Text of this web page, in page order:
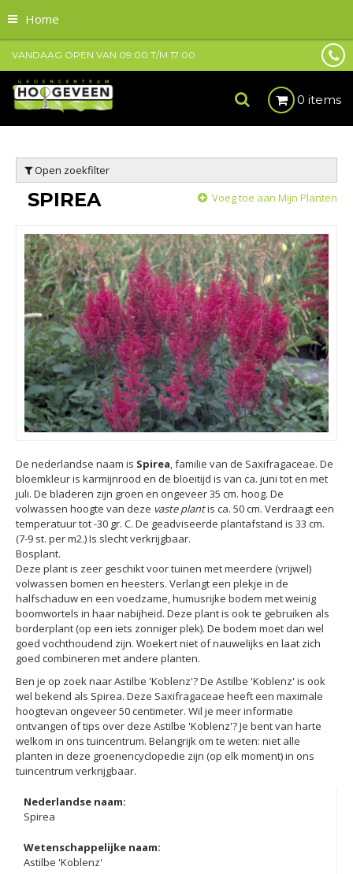
Home
VANDAAG OPEN VAN 09:00 T/M 17:00
0 items
Open zoekfilter
SPIREA Voeg toe aan Mijn Planten
De nederlandse naam is Spirea, familie van de Saxifragaceae. De
bloemkleur is karmijnrood en de bloeitijd is van ca. juni tot en met
juli. De bladeren zijn groen en ongeveer 35 cm. hoog. De
volwassen hoogte van deze vaste plantis ca. 50 cm. Verdraagt een
temperatuur tot -30 gr. C. De geadviseerde plantafstand is 33 cm.
(7-9 st. per m2.) Is slecht verkrijgbaar.
Bosplant.
Deze plant is zeer geschikt voor tuinen met meerdere (vrijwel)
volwassen bomen en heesters. Verlangt een plekje in de
halfschaduw en een voedzame, humusrijke bodem met weinig
boomwortels in haar nabijheid. Deze plant is ook te gebruiken als
borderplant (op een iets zonniger plek). De bodem moet dan wel
goed vochthoudend zijn. Woekert niet of nauwelijks en laat zich
goed combineren met andere planten.
Ben je op zoek naar Astilbe 'Koblenz'? De Astilbe 'Koblenz' is ook
wel bekend als Spirea. Deze Saxifragaceae heeft een maximale
hoogtevan ongeveer 50 centimeter. Wil je meer informatie
ontvangen of tips over deze Astilbe 'Koblenz'? Je bent van harte
welkom in ons tuincentrum. Belangrijk om te weten: niet alle
planten in deze groenencyclopedie zijn (op elk moment) in ons
tuincentrum verkrijgbaar.
Nederlandse naam:
Spirea
Wetenschappelijke naam:
Astilbe 'Koblenz'